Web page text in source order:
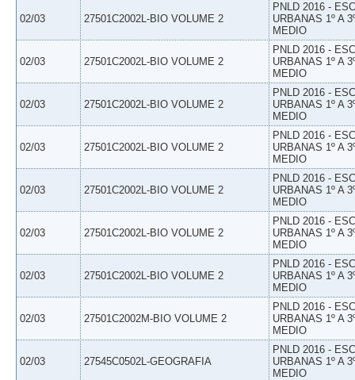
02/03 27501C2002L-BIO VOLUME 2
PNLD 2016 -
URBANAS 1º A
MEDIO
02/03 27501C2002L-BIO VOLUME 2
PNLD 2016 -
URBANAS 1º A
MEDIO
02/03 27501C2002L-BIO VOLUME 2
PNLD 2016 -
URBANAS 1º A
MEDIO
02/03 27501C2002L-BIO VOLUME 2
PNLD 2016 -
URBANAS 1º A
MEDIO
02/03 27501C2002L-BIO VOLUME 2
PNLD 2016 -
URBANAS 1º A
MEDIO
02/03 27501C2002L-BIO VOLUME 2
PNLD 2016 -
URBANAS 1º A
MEDIO
02/03 27501C2002L-BIO VOLUME 2
PNLD 2016 -
URBANAS 1º A
MEDIO
02/03 27501C2002M-BIO VOLUME 2
PNLD 2016 -
URBANAS 1º A
MEDIO
02/03 27545C0502L-GEOGRAFIA
PNLD 2016 -
URBANAS 1º A
MEDIO